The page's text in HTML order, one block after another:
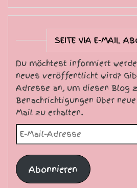
SEITE VIA E-MAIL
Du möchtest informiert
neues veröffentlicht wird?
Adresse an, um diesen Blog
Benachrichtigungen über
Mail zu erhalten.
E-Mail-Adresse
Abonnieren